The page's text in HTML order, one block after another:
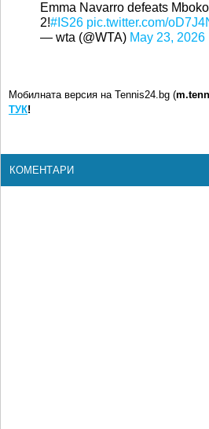
Emma Navarro defeats
2!#IS26 pic.twitter.com/
— wta (@WTA) May 23, 2026
Мобилната версия на Tennis24.bg (
ТУК!
КОМЕНТАРИ